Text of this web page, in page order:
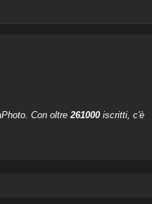
Con oltre261000iscritti, c'è